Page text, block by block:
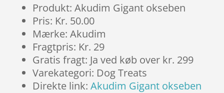
Produkt: Akudim Gigant okseben
Pris: Kr. 50.00
Mærke: Akudim
Fragtpris: Kr. 29
Gratis fragt: Ja ved køb over kr. 299
Varekategori: Dog Treats
Direkte link: Akudim Gigant okseben